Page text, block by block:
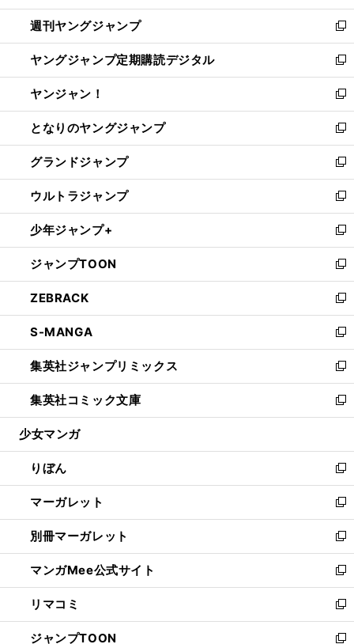
開
く
ウ
で
開
く
ン
ド
ウ
で
開
く
ウ
ィ
ン
ド
ウ
で
開
く
週刊ヤングジャンプ
新
し
い
ウ
ィ
ン
ド
ウ
で
開
く
ヤングジャンプ定期購読デジタル
新
し
い
ウ
ィ
ン
ド
ウ
で
開
く
ヤンジャン！
新
し
い
ウ
ィ
ン
ド
ウ
で
開
く
となりのヤングジャンプ
新
し
い
ウ
ィ
ン
ド
ウ
で
開
く
グランドジャンプ
新
し
い
ウ
ィ
ン
ド
ウ
で
開
く
ウルトラジャンプ
新
し
い
ウ
ィ
ン
ド
ウ
で
開
く
少年ジャンプ+
新
し
い
ウ
ィ
ン
ド
ウ
で
開
く
ジャンプTOON
新
し
い
ウ
ィ
ン
ド
ウ
で
開
ZEBRACK
新
し
い
ウ
ィ
ン
ド
ウ
開
く
S-MANGA
新
し
い
ウ
ィ
ン
ウ
で
開
く
集英社ジャンプリミックス
新
し
い
ウ
ン
ド
ウ
で
開
く
集英社コミック文庫
新
し
ウ
ィ
ン
ド
ウ
で
開
く
少女マンガ
りぼん
新
し
い
ウ
ィ
ン
ド
ウ
で
開
く
マーガレット
新
し
い
ウ
ィ
ン
ド
ウ
で
別冊マーガレット
新
し
い
ウ
ィ
ン
ド
マンガMee公式サイト
新
し
い
ウ
ィ
リマコミ
新
し
い
ジャンプTOON